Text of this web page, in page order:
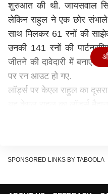
शुरुआत की थी. जायसवाल
लेकिन राहुल ने एक छोर
साथ मिलकर 61 रनों की
उनकी 141 रनों की
जीतने की दावेदारी में बनाए
पर रन आउट हो गए.
लॉर्ड्स पर केएल राहुल का
बल्लेबाज की, तो उनका नाम
SPONSORED LINKS BY TABOOLA